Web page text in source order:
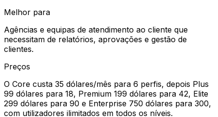
Melhor para
Agências e equipas de atendimento ao cliente que
necessitam de relatórios, aprovações e gestão de
clientes.
Preços
O Core custa 35 dólares/mês para 6 perfis, depois Plus
99 dólares para 18, Premium 199 dólares para 42, Elite
299 dólares para 90 e Enterprise 750 dólares para 300,
com utilizadores ilimitados em todos os níveis.